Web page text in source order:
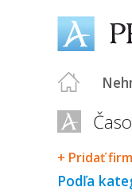
+ Pridať
Podľa